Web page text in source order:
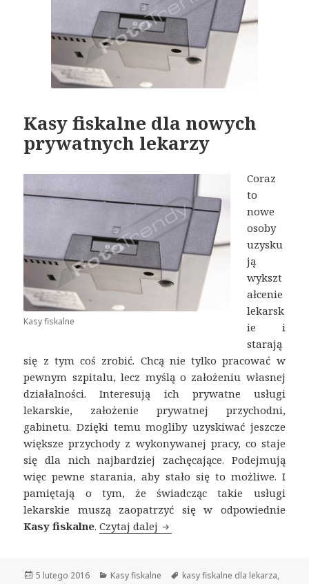
Kasy fiskalne dla nowych
prywatnych lekarzy
Kasy fiskalne
Coraz
to
nowe
osoby
uzysku
ją
wykszt
ałcenie
lekarsk
ie i
starają
się z tym coś zrobić. Chcą nie tylko pracować w
pewnym szpitalu, lecz myślą o założeniu własnej
działalności. Interesują ich prywatne usługi
lekarskie, założenie prywatnej przychodni,
gabinetu. Dzięki temu mogliby uzyskiwać jeszcze
większe przychody z wykonywanej pracy, co staje
się dla nich najbardziej zachęcające. Podejmują
więc pewne starania, aby stało się to możliwe. I
pamiętają o tym, że świadcząc takie usługi
lekarskie muszą zaopatrzyć się w odpowiednie
Kasy fiskalne.Czytaj dalej Kasy fiskalne dla nowych
Opublikowano
5 lutego 2016 Kategorie
Kasy fiskalne Tagi
kasy fiskalne dla lekarza,